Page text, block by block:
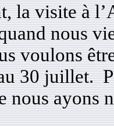
la visite à
nous
voulons
30 juillet.
nous ayons